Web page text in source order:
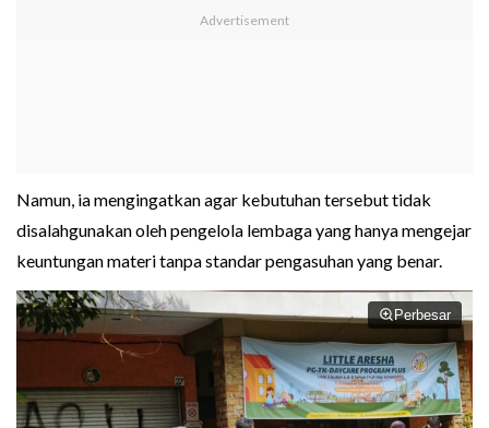
Namun, ia mengingatkan agar kebutuhan tersebut tidak
disalahgunakan oleh pengelola lembaga yang hanya mengejar
keuntungan materi tanpa standar pengasuhan yang benar.
Perbesar